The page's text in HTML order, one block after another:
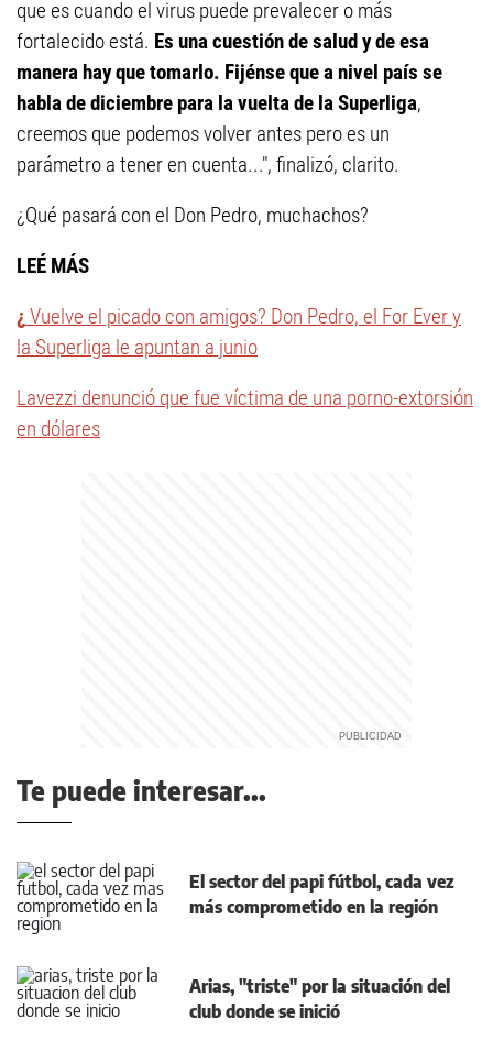
que es cuando el virus puede prevalecer o más
fortalecido está. Es una cuestión de salud y de esa
manera hay que tomarlo. Fijénse que a nivel país se
habla de diciembre para la vuelta de la Superliga,
creemos que podemos volver antes pero es un
parámetro a tener en cuenta...", finalizó, clarito.
¿Qué pasará con el Don Pedro, muchachos?
LEÉ MÁS
¿ Vuelve el picado con amigos? Don Pedro, el For Ever y
la Superliga le apuntan a junio
Lavezzi denunció que fue víctima de una porno-extorsión
en dólares
Te puede interesar...
El sector del papi fútbol, cada vez
más comprometido en la región
Arias, "triste" por la situación del
club donde se inició